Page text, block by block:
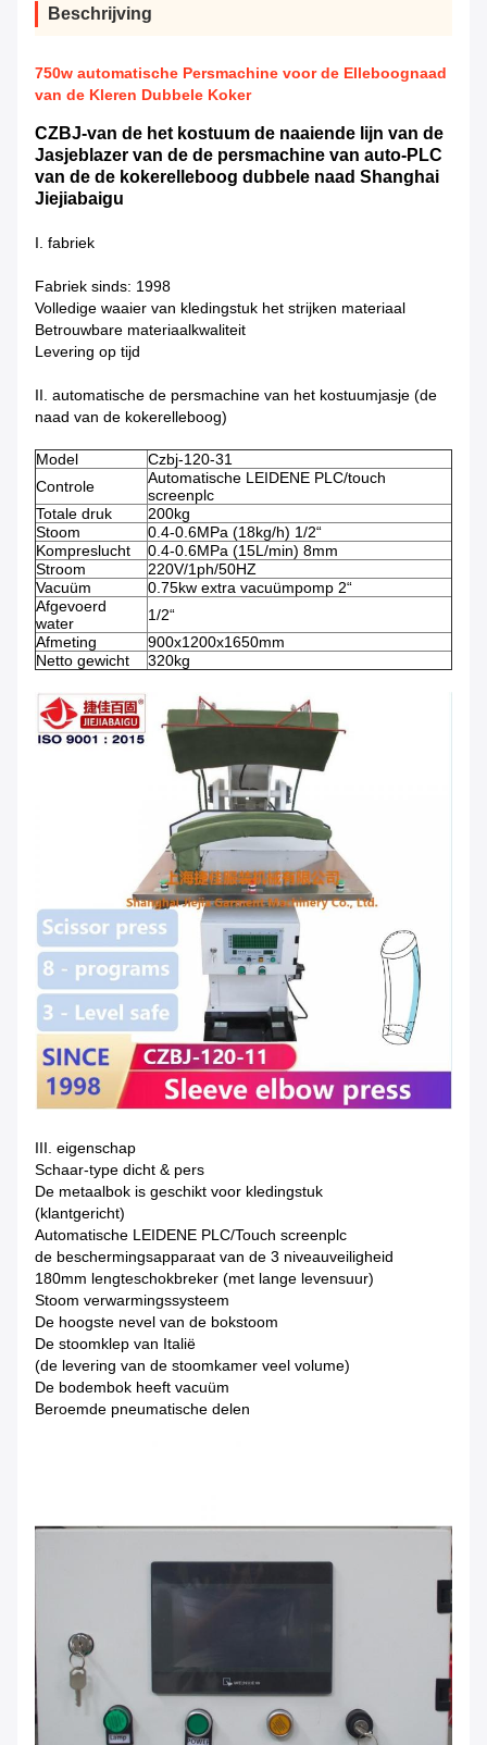
Beschrijving
750w automatische Persmachine voor de Elleboognaad
van de Kleren Dubbele Koker
CZBJ-van de het kostuum de naaiende lijn van de
Jasjeblazer van de de persmachine van auto-PLC
van de de kokerelleboog dubbele naad Shanghai
Jiejiabaigu
I. fabriek
Fabriek sinds: 1998
Volledige waaier van kledingstuk het strijken materiaal
Betrouwbare materiaalkwaliteit
Levering op tijd
II. automatische de persmachine van het kostuumjasje (de
naad van de kokerelleboog)
Model
Czbj-120-31
Controle
Automatische LEIDENE PLC/touch
screenplc
Totale druk
200kg
Stoom
0.4-0.6MPa (18kg/h) 1/2“
Kompreslucht
0.4-0.6MPa (15L/min) 8mm
Stroom
220V/1ph/50HZ
Vacuüm
0.75kw extra vacuümpomp 2“
Afgevoerd
water
1/2“
Afmeting
900x1200x1650mm
Netto gewicht
320kg
III. eigenschap
Schaar-type dicht & pers
De metaalbok is geschikt voor kledingstuk
(klantgericht)
Automatische LEIDENE PLC/Touch screenplc
de beschermingsapparaat van de 3 niveauveiligheid
180mm lengteschokbreker (met lange levensuur)
Stoom verwarmingssysteem
De hoogste nevel van de bokstoom
De stoomklep van Italië
(de levering van de stoomkamer veel volume)
De bodembok heeft vacuüm
Beroemde pneumatische delen